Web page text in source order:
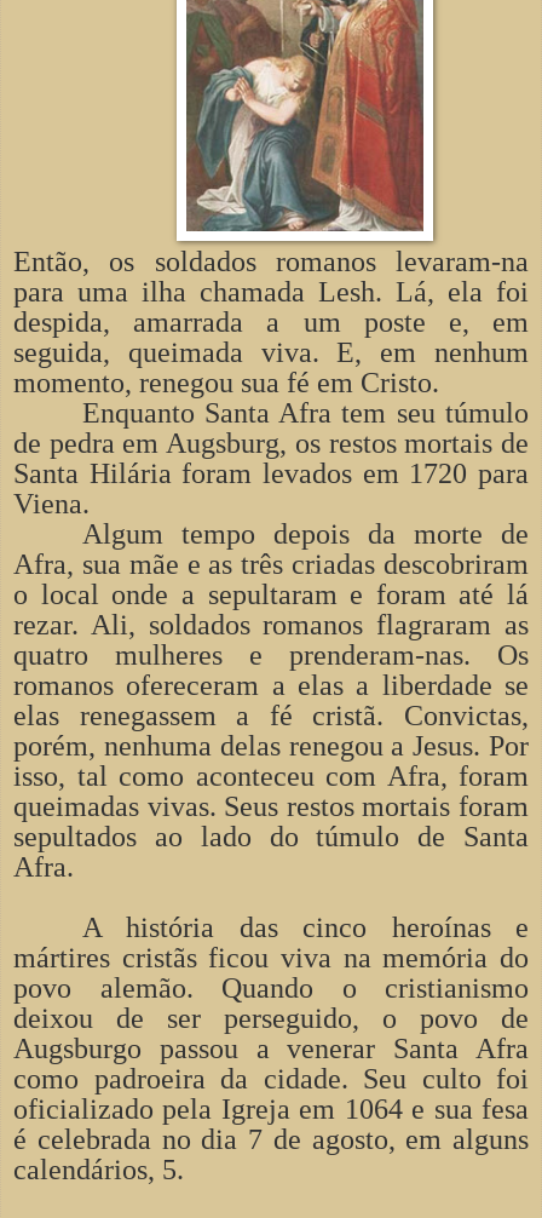
Então, os soldados romanos levaram-na
para uma ilha chamada Lesh. Lá, ela foi
despida, amarrada a um poste e, em
seguida, queimada viva. E, em nenhum
momento, renegou sua fé em Cristo.
Enquanto Santa Afra tem seu túmulo
de pedra em Augsburg, os restos mortais de
Santa Hilária foram levados em 1720 para
Viena.
Algum tempo depois da morte de
Afra, sua mãe e as três criadas descobriram
o local onde a sepultaram e foram até lá
rezar. Ali, soldados romanos flagraram as
quatro mulheres e prenderam-nas. Os
romanos ofereceram a elas a liberdade se
elas renegassem a fé cristã. Convictas,
porém, nenhuma delas renegou a Jesus. Por
isso, tal como aconteceu com Afra, foram
queimadas vivas. Seus restos mortais foram
sepultados ao lado do túmulo de Santa
Afra.
A história das cinco heroínas e
mártires cristãs ficou viva na memória do
povo alemão. Quando o cristianismo
deixou de ser perseguido, o povo de
Augsburgo passou a venerar Santa Afra
como padroeira da cidade. Seu culto foi
oficializado pela Igreja em 1064 e sua fesa
é celebrada no dia 7 de agosto, em alguns
calendários, 5.